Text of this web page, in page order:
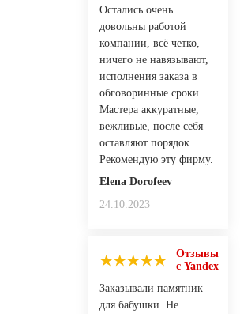
Остались очень
довольны работой
компании, всё четко,
ничего не навязывают,
исполнения заказа в
обговоринные сроки.
Мастера аккуратные,
вежливые, после себя
оставляют порядок.
Рекомендую эту фирму.
Elena Dorofeev
24.10.2023
Отзывы
с Yandex
Заказывали памятник
для бабушки. Не